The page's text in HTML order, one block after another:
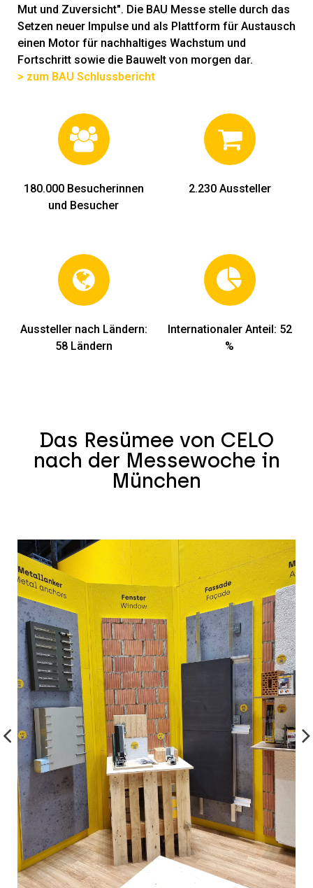
Mut und Zuversicht". Die BAU Messe stelle durch das
Setzen neuer Impulse und als Plattform für Austausch
einen Motor für nachhaltiges Wachstum und
Fortschritt sowie die Bauwelt von morgen dar.
> zum BAU Schlussbericht
180.000 Besucherinnen
und Besucher
2.230 Aussteller
Aussteller nach Ländern:
58 Ländern
Internationaler Anteil: 52
%
Das Resümee von CELO
nach der Messewoche in
München